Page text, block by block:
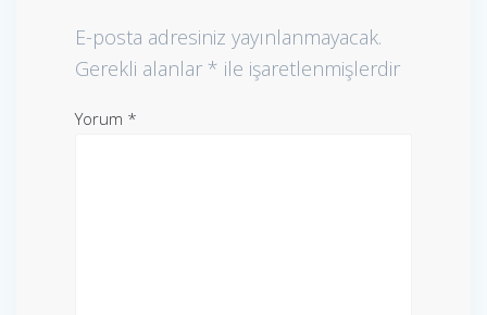
E-posta adresiniz yayınlanmayacak.
Gerekli alanlar * ile işaretlenmişlerdir
Yorum *